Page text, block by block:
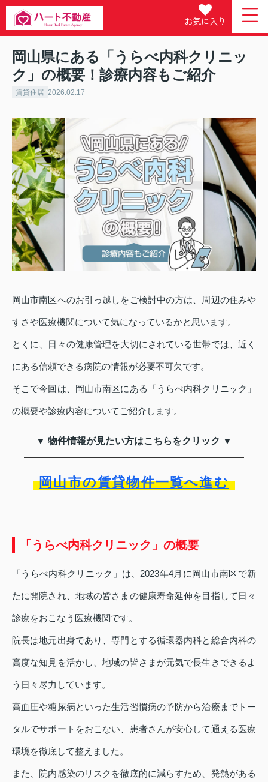
お気に入り
岡山県にある「うらべ内科クリニッ
ク」の概要！診療内容もご紹介
賃貸住居 2026.02.17
岡山市南区へのお引っ越しをご検討中の方は、周辺の住みや
すさや医療機関について気になっているかと思います。
とくに、日々の健康管理を大切にされている世帯では、近く
にある信頼できる病院の情報が必要不可欠です。
そこで今回は、岡山市南区にある「うらべ内科クリニック」
の概要や診療内容についてご紹介します。
▼ 物件情報が見たい方はこちらをクリック ▼
岡山市の賃貸物件一覧へ進む
「うらべ内科クリニック」の概要
「うらべ内科クリニック」は、2023年4月に岡山市南区で新
たに開院され、地域の皆さまの健康寿命延伸を目指して日々
診療をおこなう医療機関です。
院長は地元出身であり、専門とする循環器内科と総合内科の
高度な知見を活かし、地域の皆さまが元気で長生きできるよ
う日々尽力しています。
高血圧や糖尿病といった生活習慣病の予防から治療までトー
タルでサポートをおこない、患者さんが安心して通える医療
環境を徹底して整えました。
また、院内感染のリスクを徹底的に減らすため、発熱がある